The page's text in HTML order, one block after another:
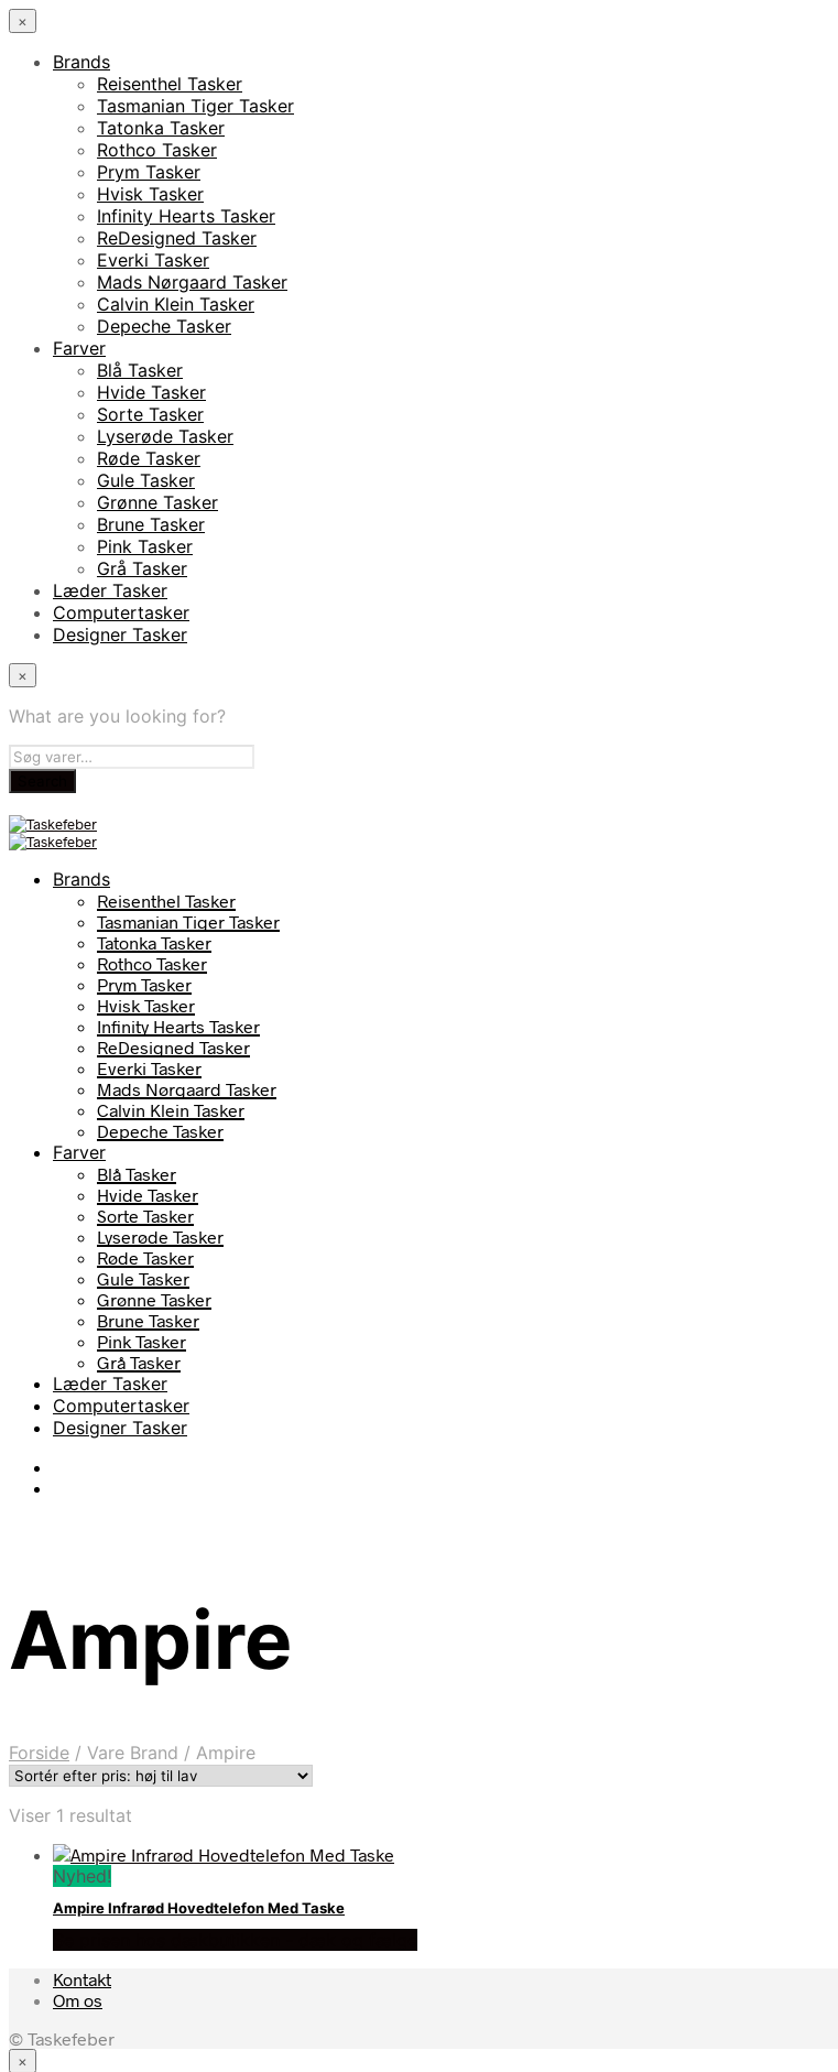
×
Brands
Reisenthel Tasker
Tasmanian Tiger Tasker
Tatonka Tasker
Rothco Tasker
Prym Tasker
Hvisk Tasker
Infinity Hearts Tasker
ReDesigned Tasker
Everki Tasker
Mads Nørgaard Tasker
Calvin Klein Tasker
Depeche Tasker
Farver
Blå Tasker
Hvide Tasker
Sorte Tasker
Lyserøde Tasker
Røde Tasker
Gule Tasker
Grønne Tasker
Brune Tasker
Pink Tasker
Grå Tasker
Læder Tasker
Computertasker
Designer Tasker
×
What are you looking for?
Brands
Reisenthel Tasker
Tasmanian Tiger Tasker
Tatonka Tasker
Rothco Tasker
Prym Tasker
Hvisk Tasker
Infinity Hearts Tasker
ReDesigned Tasker
Everki Tasker
Mads Nørgaard Tasker
Calvin Klein Tasker
Depeche Tasker
Farver
Blå Tasker
Hvide Tasker
Sorte Tasker
Lyserøde Tasker
Røde Tasker
Gule Tasker
Grønne Tasker
Brune Tasker
Pink Tasker
Grå Tasker
Læder Tasker
Computertasker
Designer Tasker
Ampire
Forside / Vare Brand / Ampire
Viser 1 resultat
Nyhed!
Ampire Infrarød Hovedtelefon Med Taske
Kontakt
Om os
© Taskefeber
×